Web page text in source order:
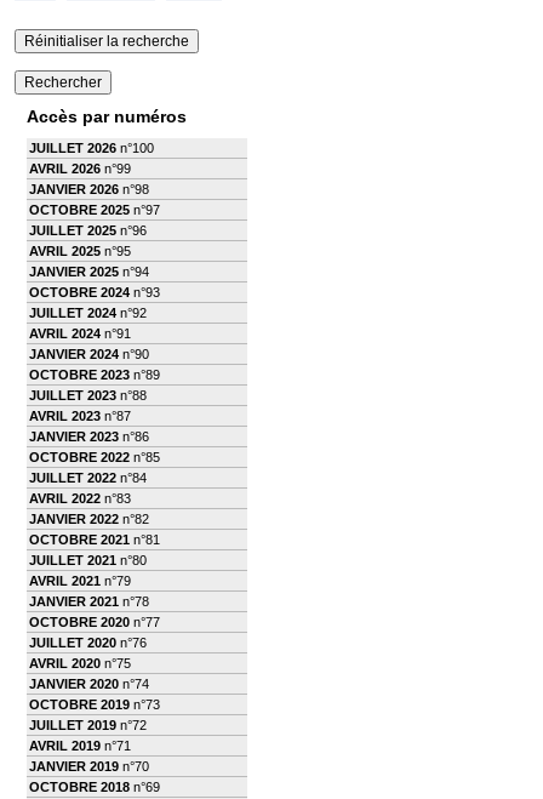
Accès par numéros
JUILLET 2026 n°100
AVRIL 2026 n°99
JANVIER 2026 n°98
OCTOBRE 2025 n°97
JUILLET 2025 n°96
AVRIL 2025 n°95
JANVIER 2025 n°94
OCTOBRE 2024 n°93
JUILLET 2024 n°92
AVRIL 2024 n°91
JANVIER 2024 n°90
OCTOBRE 2023 n°89
JUILLET 2023 n°88
AVRIL 2023 n°87
JANVIER 2023 n°86
OCTOBRE 2022 n°85
JUILLET 2022 n°84
AVRIL 2022 n°83
JANVIER 2022 n°82
OCTOBRE 2021 n°81
JUILLET 2021 n°80
AVRIL 2021 n°79
JANVIER 2021 n°78
OCTOBRE 2020 n°77
JUILLET 2020 n°76
AVRIL 2020 n°75
JANVIER 2020 n°74
OCTOBRE 2019 n°73
JUILLET 2019 n°72
AVRIL 2019 n°71
JANVIER 2019 n°70
OCTOBRE 2018 n°69